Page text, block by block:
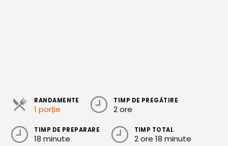
Conserve
Sirop / Compot
RANDAMENTE
1 porție
TIMP DE PREGĂTIRE
2 ore
TIMP DE PREPARARE
18 minute
TIMP TOTAL
2 ore 18 minute